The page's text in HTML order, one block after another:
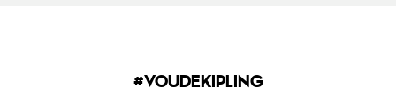
#VOUDEKIPLING